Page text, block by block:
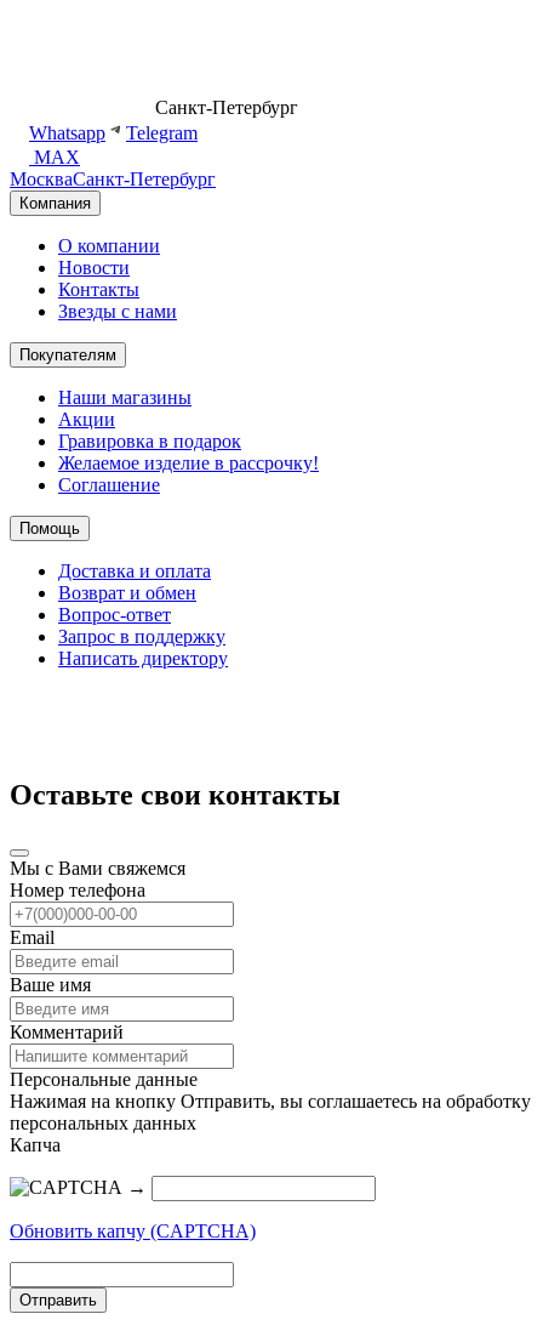
Санкт-Петербург
Whatsapp
Telegram
MAX
МоскваСанкт-Петербург
Компания
О компании
Новости
Контакты
Звезды с нами
Покупателям
Наши магазины
Акции
Гравировка в подарок
Желаемое изделие в рассрочку!
Соглашение
Помощь
Доставка и оплата
Возврат и обмен
Вопрос-ответ
Запрос в поддержку
Написать директору
Оставьте свои контакты
Мы с Вами свяжемся
Номер телефона
Email
Ваше имя
Комментарий
Персональные данные
Нажимая на кнопку Отправить, вы соглашаетесь на обработку
персональных данных
Капча
→
Обновить капчу (CAPTCHA)
Отправить